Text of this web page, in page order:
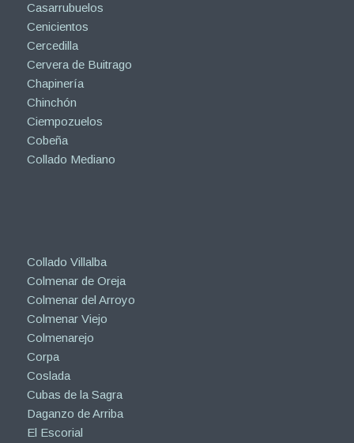
Casarrubuelos
Cenicientos
Cercedilla
Cervera de Buitrago
Chapinería
Chinchón
Ciempozuelos
Cobeña
Collado Mediano
Collado Villalba
Colmenar de Oreja
Colmenar del Arroyo
Colmenar Viejo
Colmenarejo
Corpa
Coslada
Cubas de la Sagra
Daganzo de Arriba
El Escorial